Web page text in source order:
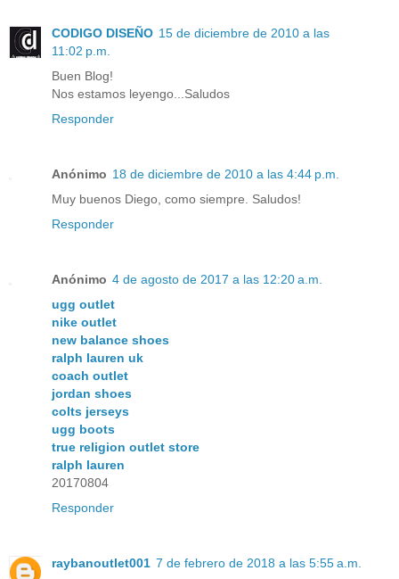
CODIGO DISEÑO 15 de diciembre de 2010 a las
11:02 p.m.
Buen Blog!
Nos estamos leyengo...Saludos
Responder
Anónimo 18 de diciembre de 2010 a las 4:44 p.m.
Muy buenos Diego, como siempre. Saludos!
Responder
Anónimo 4 de agosto de 2017 a las 12:20 a.m.
ugg outlet
nike outlet
new balance shoes
ralph lauren uk
coach outlet
jordan shoes
colts jerseys
ugg boots
true religion outlet store
ralph lauren
20170804
Responder
raybanoutlet001 7 de febrero de 2018 a las 5:55 a.m.